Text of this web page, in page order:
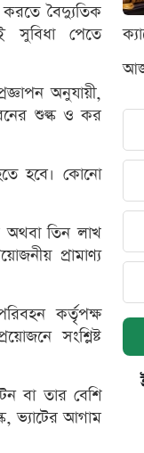
করতে বৈদ্যুতিক
সুবিধা পেতে
অনুযায়ী,
শুল্ক ও কর
হবে। কোনো
অথবা তিন লাখ
প্রামাণ্য
কর্তৃপক্ষ
সংশ্লিষ্ট
বা তার বেশি
ভ্যাটের আগাম